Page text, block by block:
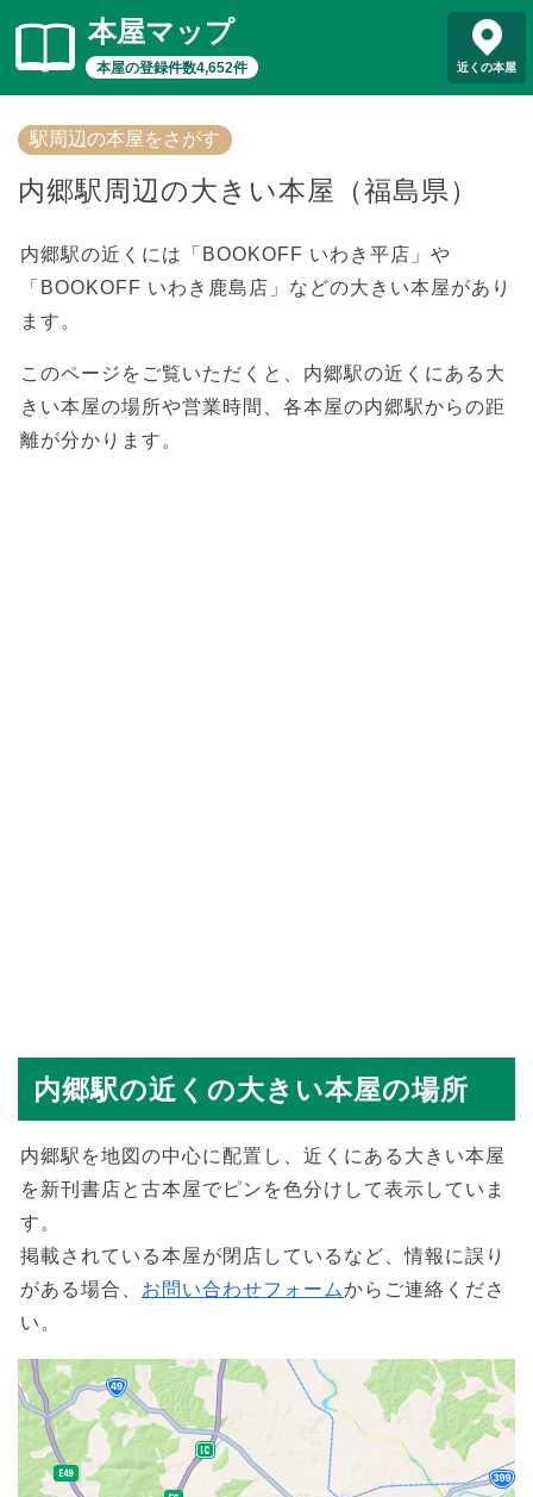
本屋マップ
本屋の登録件数4,652件 近くの本屋
駅周辺の本屋をさがす
内郷駅周辺の大きい本屋（福島県）
内郷駅の近くには「BOOKOFF いわき平店」や
「BOOKOFF いわき鹿島店」などの大きい本屋があり
ます。
このページをご覧いただくと、内郷駅の近くにある大
きい本屋の場所や営業時間、各本屋の内郷駅からの距
離が分かります。
内郷駅の近くの大きい本屋の場所
内郷駅を地図の中心に配置し、近くにある大きい本屋
を新刊書店と古本屋でピンを色分けして表示していま
す。
掲載されている本屋が閉店しているなど、情報に誤り
がある場合、 お問い合わせフォームからご連絡くださ
い。